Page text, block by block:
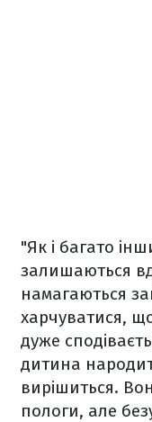
"Як і багато
залишаються
намагаються
харчуватися,
дуже
дитина
вирішиться.
пологи, але